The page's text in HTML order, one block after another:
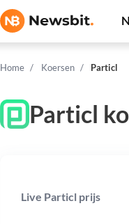
Home Koersen Particl
Particl
Live Particl prijs